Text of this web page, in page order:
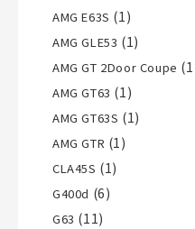
AMG E63S (1)
AMG GLE53 (1)
AMG GT 2Door Coupe
AMG GT63 (1)
AMG GT63S (1)
AMG GTR (1)
CLA45S (1)
G400d (6)
G63 (11)